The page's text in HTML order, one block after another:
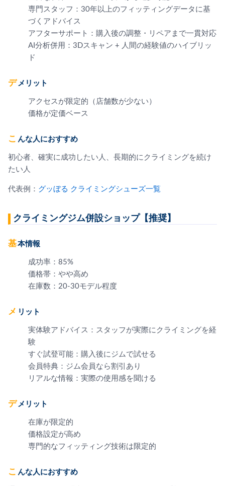
専門スタッフ：30年以上のフィッティングデータに基
づくアドバイス
アフターサポート：購入後の調整・リペアまで一貫対応
AI分析併用：3Dスキャン + 人間の経験値のハイブリッ
ド
デメリット
アクセスが限定的（店舗数が少ない）
価格が定価ベース
こんな人におすすめ
初心者、確実に成功したい人、長期的にクライミングを続け
たい人
代表例： グッぼる クライミングシューズ一覧
クライミングジム併設ショップ【推奨】
基本情報
成功率：85%
価格帯：やや高め
在庫数：20-30モデル程度
メリット
実体験アドバイス：スタッフが実際にクライミングを経
験
すぐ試登可能：購入後にジムで試せる
会員特典：ジム会員なら割引あり
リアルな情報：実際の使用感を聞ける
デメリット
在庫が限定的
価格設定が高め
専門的なフィッティング技術は限定的
こんな人におすすめ